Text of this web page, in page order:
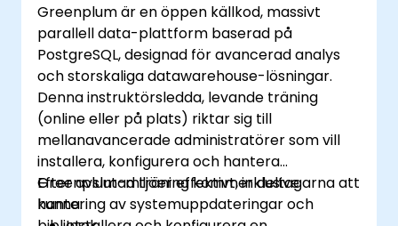
Greenplum är en öppen källkod, massivt
parallell data-plattform baserad på
PostgreSQL, designad för avancerad analys
och storskaliga datawarehouse-lösningar.
Denna instruktörsledda, levande träning
(online eller på plats) riktar sig till
mellanavancerade administratörer som vill
installera, konfigurera och hantera
Greenplum-miljöer effektivt, inklusive
hantering av systemuppdateringar och
Efter avslutad träning kommer deltagarna att
kunna: